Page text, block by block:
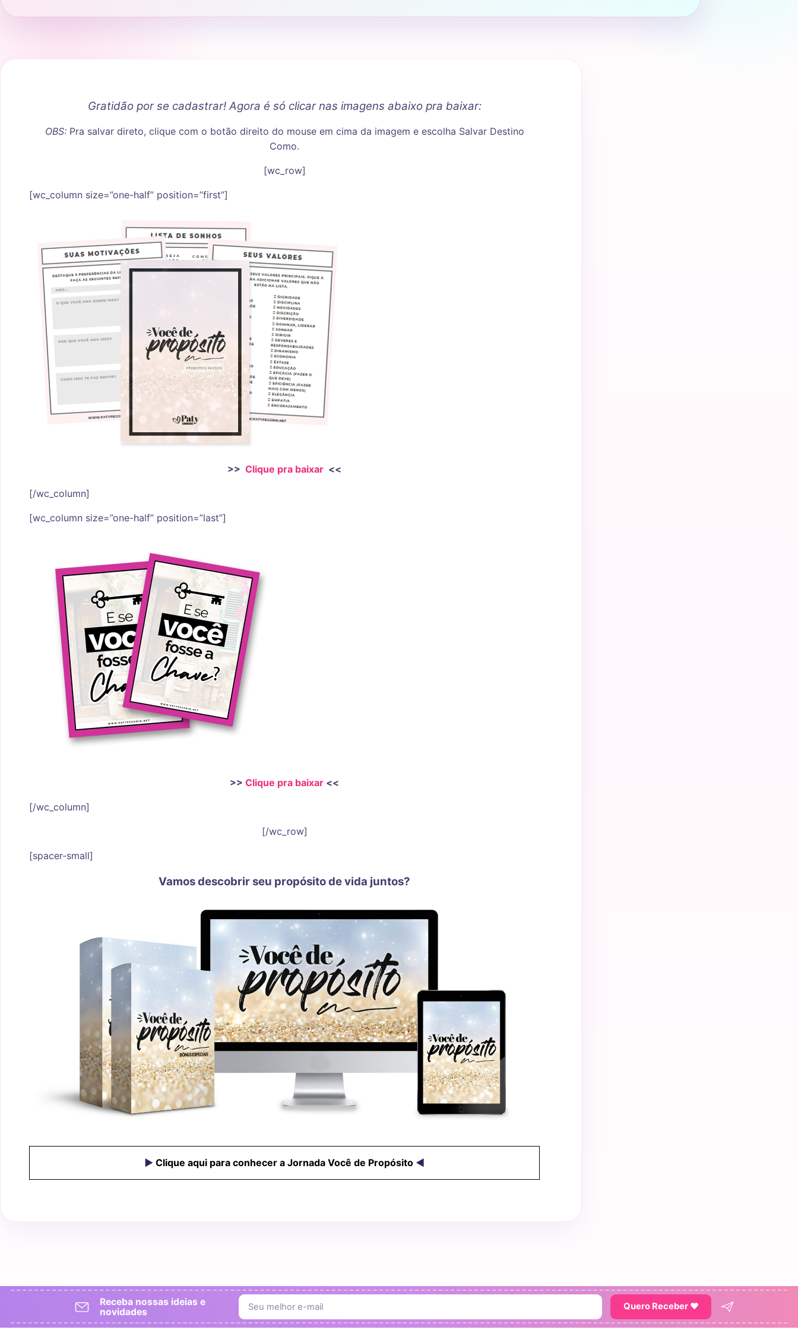
Gratidão por se cadastrar! Agora é só clicar nas imagens abaixo pra baixar:
OBS:Pra salvar direto, clique com o botão direito do mouse em cima da imagem e escolha Salvar Destino
Como.
[wc_row]
[wc_column size=”one-half” position=”first”]
>> Clique pra baixar <<
[/wc_column]
[wc_column size=”one-half” position=”last”]
>> Clique pra baixar <<
[/wc_column]
[/wc_row]
[spacer-small]
Vamos descobrir seu propósito de vida juntos?
► Clique aqui para conhecer a Jornada Você de Propósito ◄
Receba nossas ideias e
novidades
Quero Receber ♥